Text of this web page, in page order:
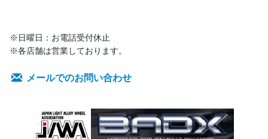
※日曜日：お電話受付休止
※各店舗は営業しております。
メールでのお問い合わせ